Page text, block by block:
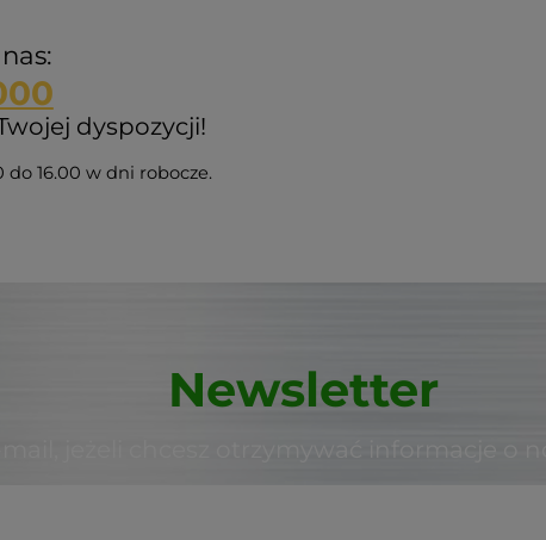
dyspozycji!
16.00 w dni robocze.
Newsletter
jeżeli chcesz otrzymywać informacje o